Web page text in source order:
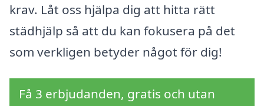
krav. Låt oss hjälpa dig att hitta rätt
städhjälp så att du kan fokusera på det
som verkligen betyder något för dig!
Få 3 erbjudanden, gratis och utan